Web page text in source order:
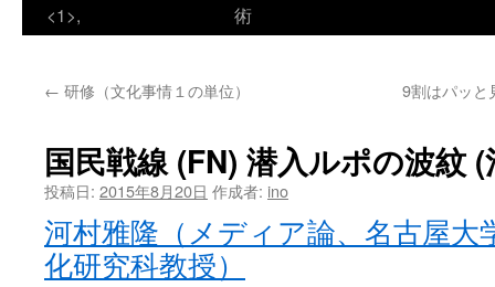
<1>,
術
← 研修（文化事情１の単位） 9割はパッと
国民戦線 (FN) 潜入ルポの波紋
投稿日: 2015年8月20日 作成者: ino
河村雅隆（メディア論、名古屋大
化研究科教授）